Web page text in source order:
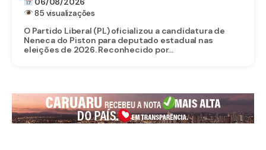
PERNAMBUCO
85 visualizações
O Partido Liberal (PL) oficializou a candidatura de
Neneca do Piston para deputado estadual nas
eleições de 2026. Reconhecido por...